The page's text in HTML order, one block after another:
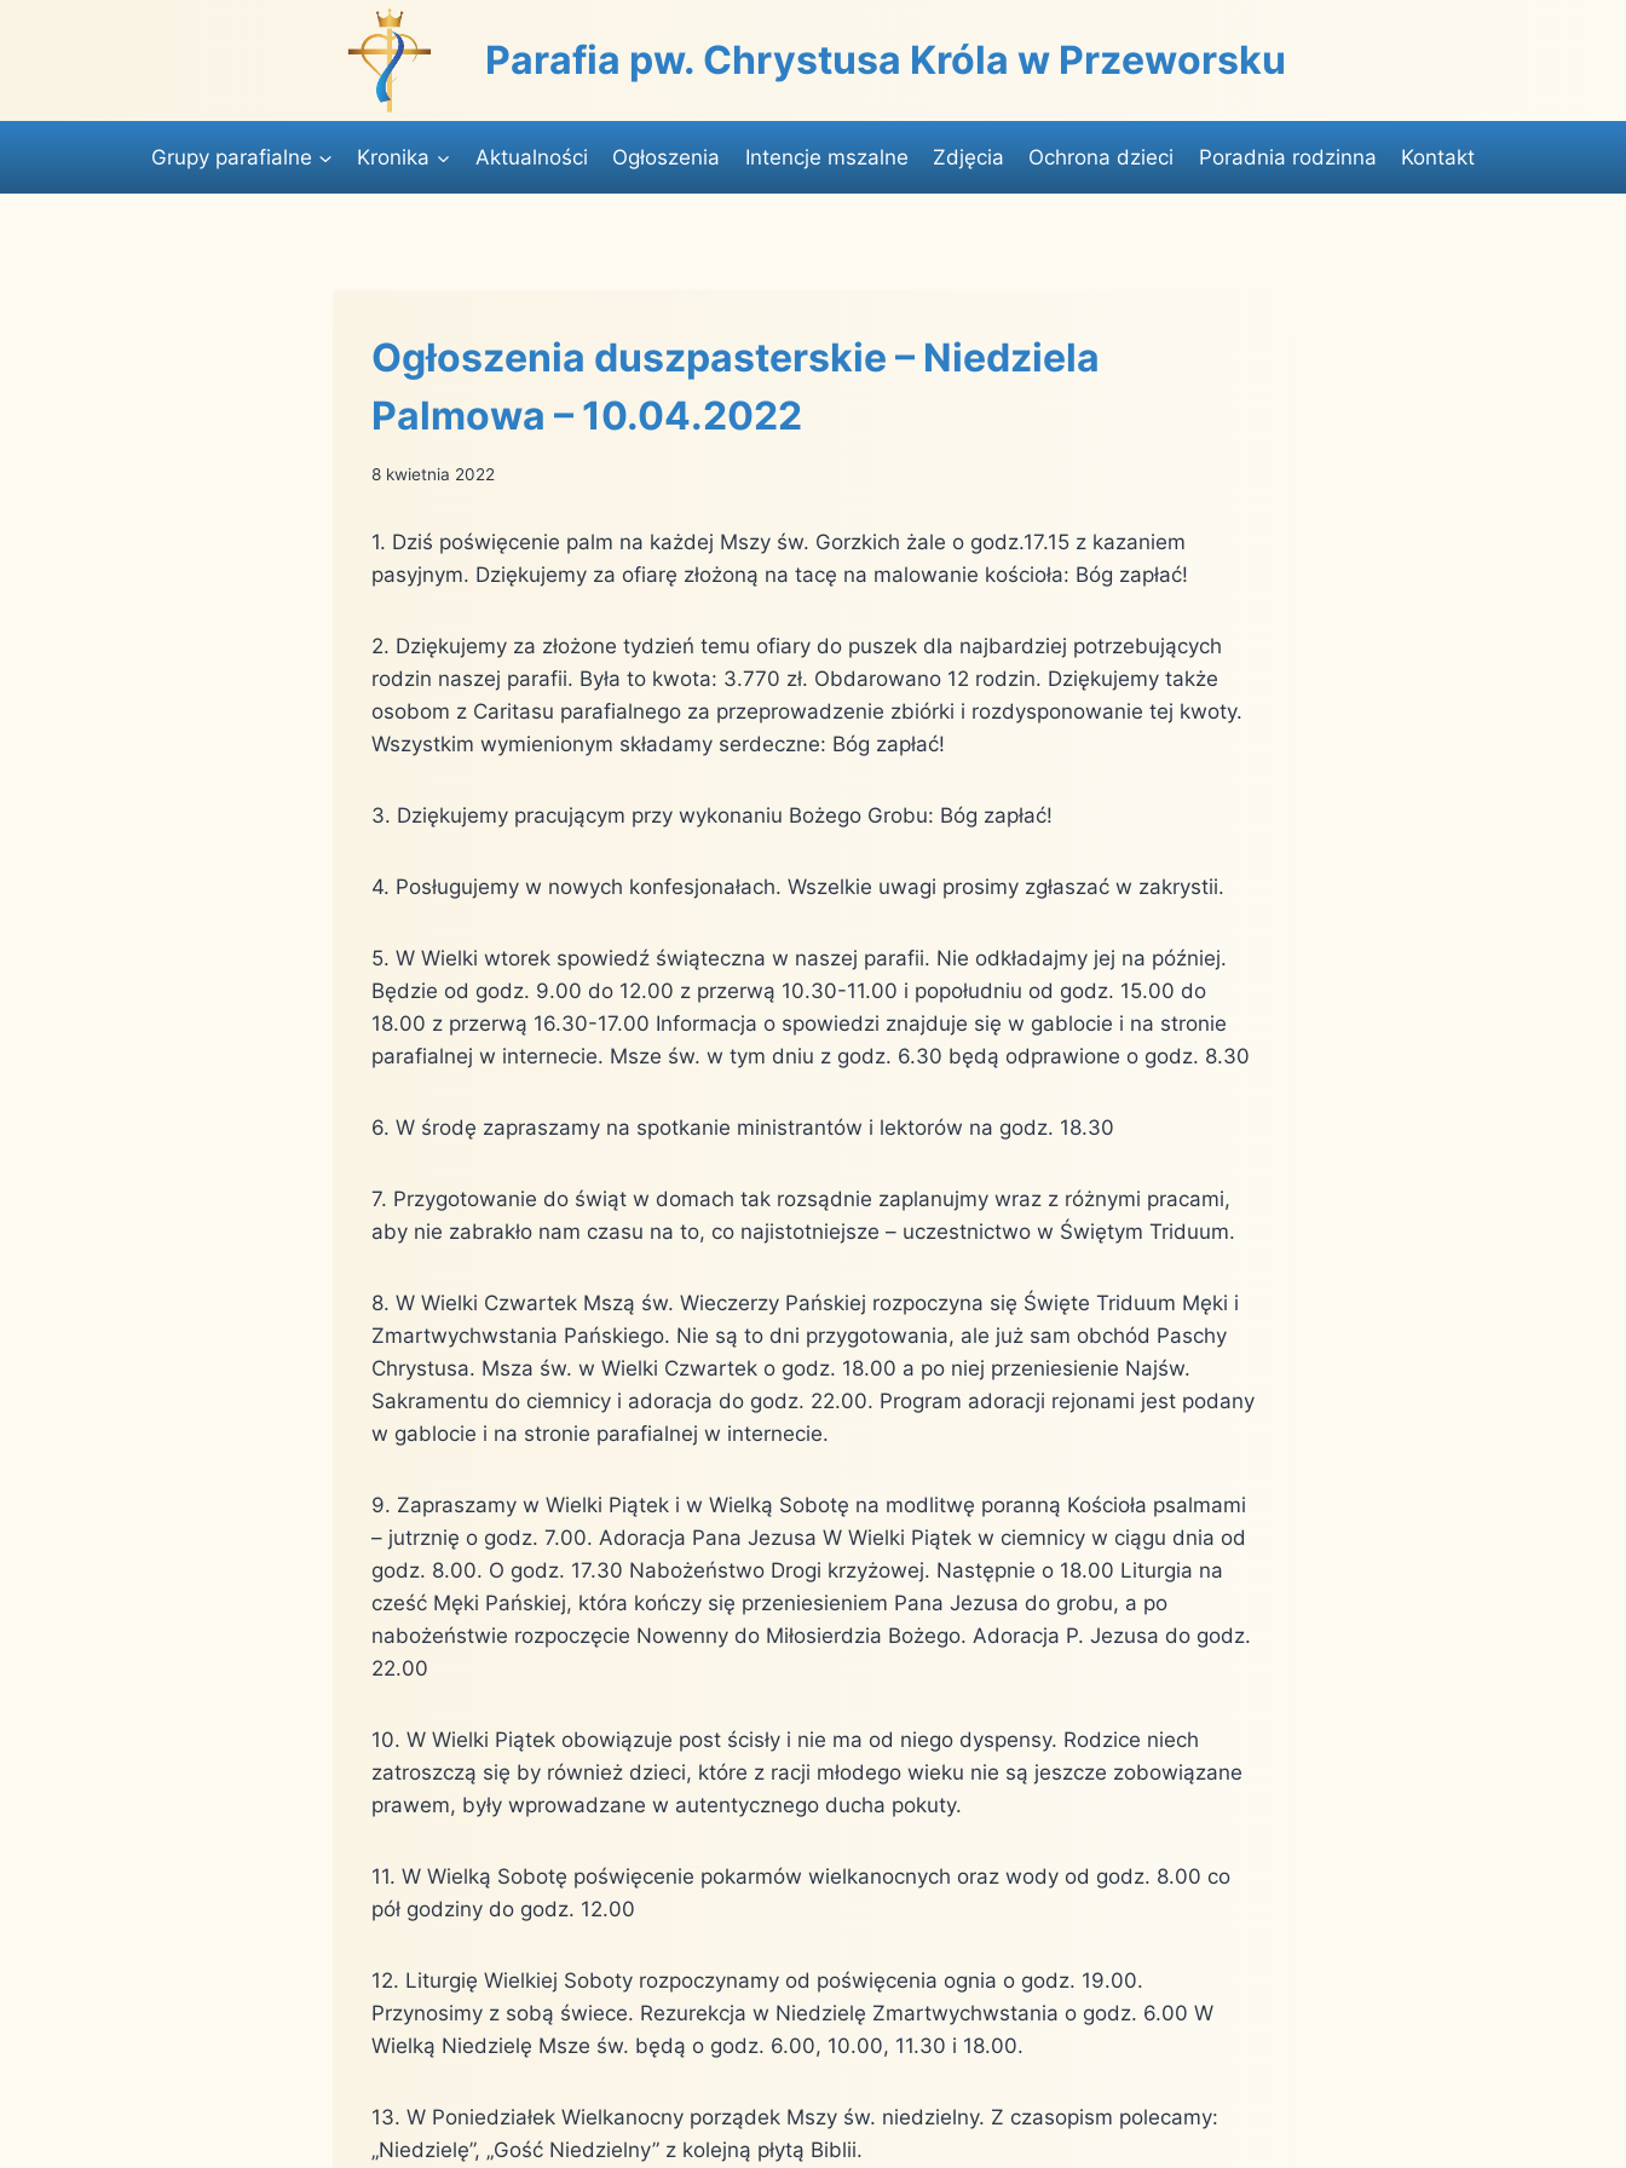
Parafia pw. Chrystusa Króla w Przeworsku
Grupy parafialne Kronika Aktualności Ogłoszenia Intencje mszalne Zdjęcia Ochrona dzieci Poradnia rodzinna Kontakt
Ogłoszenia duszpasterskie – Niedziela
Palmowa – 10.04.2022
8 kwietnia 2022
1. Dziś poświęcenie palm na każdej Mszy św. Gorzkich żale o godz.17.15 z kazaniem
pasyjnym. Dziękujemy za ofiarę złożoną na tacę na malowanie kościoła: Bóg zapłać!
2. Dziękujemy za złożone tydzień temu ofiary do puszek dla najbardziej potrzebujących
rodzin naszej parafii. Była to kwota: 3.770 zł. Obdarowano 12 rodzin. Dziękujemy także
osobom z Caritasu parafialnego za przeprowadzenie zbiórki i rozdysponowanie tej kwoty.
Wszystkim wymienionym składamy serdeczne: Bóg zapłać!
3. Dziękujemy pracującym przy wykonaniu Bożego Grobu: Bóg zapłać!
4. Posługujemy w nowych konfesjonałach. Wszelkie uwagi prosimy zgłaszać w zakrystii.
5. W Wielki wtorek spowiedź świąteczna w naszej parafii. Nie odkładajmy jej na później.
Będzie od godz. 9.00 do 12.00 z przerwą 10.30-11.00 i popołudniu od godz. 15.00 do
18.00 z przerwą 16.30-17.00 Informacja o spowiedzi znajduje się w gablocie i na stronie
parafialnej w internecie. Msze św. w tym dniu z godz. 6.30 będą odprawione o godz. 8.30
6. W środę zapraszamy na spotkanie ministrantów i lektorów na godz. 18.30
7. Przygotowanie do świąt w domach tak rozsądnie zaplanujmy wraz z różnymi pracami,
aby nie zabrakło nam czasu na to, co najistotniejsze – uczestnictwo w Świętym Triduum.
8. W Wielki Czwartek Mszą św. Wieczerzy Pańskiej rozpoczyna się Święte Triduum Męki i
Zmartwychwstania Pańskiego. Nie są to dni przygotowania, ale już sam obchód Paschy
Chrystusa. Msza św. w Wielki Czwartek o godz. 18.00 a po niej przeniesienie Najśw.
Sakramentu do ciemnicy i adoracja do godz. 22.00. Program adoracji rejonami jest podany
w gablocie i na stronie parafialnej w internecie.
9. Zapraszamy w Wielki Piątek i w Wielką Sobotę na modlitwę poranną Kościoła psalmami
– jutrznię o godz. 7.00. Adoracja Pana Jezusa W Wielki Piątek w ciemnicy w ciągu dnia od
godz. 8.00. O godz. 17.30 Nabożeństwo Drogi krzyżowej. Następnie o 18.00 Liturgia na
cześć Męki Pańskiej, która kończy się przeniesieniem Pana Jezusa do grobu, a po
nabożeństwie rozpoczęcie Nowenny do Miłosierdzia Bożego. Adoracja P. Jezusa do godz.
22.00
10. W Wielki Piątek obowiązuje post ścisły i nie ma od niego dyspensy. Rodzice niech
zatroszczą się by również dzieci, które z racji młodego wieku nie są jeszcze zobowiązane
prawem, były wprowadzane w autentycznego ducha pokuty.
11. W Wielką Sobotę poświęcenie pokarmów wielkanocnych oraz wody od godz. 8.00 co
pół godziny do godz. 12.00
12. Liturgię Wielkiej Soboty rozpoczynamy od poświęcenia ognia o godz. 19.00.
Przynosimy z sobą świece. Rezurekcja w Niedzielę Zmartwychwstania o godz. 6.00 W
Wielką Niedzielę Msze św. będą o godz. 6.00, 10.00, 11.30 i 18.00.
13. W Poniedziałek Wielkanocny porządek Mszy św. niedzielny. Z czasopism polecamy:
„Niedzielę”, „Gość Niedzielny” z kolejną płytą Biblii.